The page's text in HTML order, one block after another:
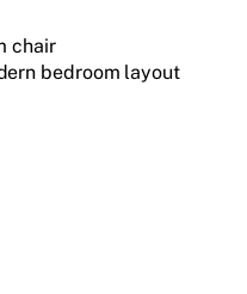
chair
bedroom layout